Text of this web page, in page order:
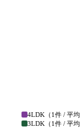
4LDK （1件 / 平均
3LDK （1件 / 平均